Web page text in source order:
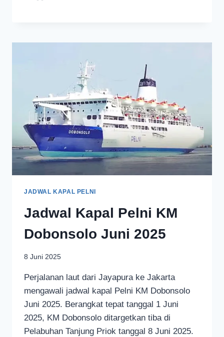
JADWAL KAPAL PELNI
Jadwal Kapal Pelni KM
Dobonsolo Juni 2025
8 Juni 2025
Perjalanan laut dari Jayapura ke Jakarta
mengawali jadwal kapal Pelni KM Dobonsolo
Juni 2025. Berangkat tepat tanggal 1 Juni
2025, KM Dobonsolo ditargetkan tiba di
Pelabuhan Tanjung Priok tanggal 8 Juni 2025.